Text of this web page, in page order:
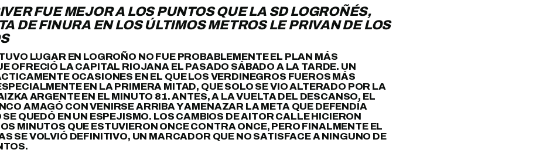
FUE MEJOR A LOS PUNTOS QUE LA SD LOGROÑÉS,
DE FINURA EN LOS ÚLTIMOS METROS LE PRIVAN DE LOS
LUGAR EN LOGROÑO NO FUE PROBABLEMENTE EL PLAN MÁS
OFRECIÓ LA CAPITAL RIOJANA EL PASADO SÁBADO A LA TARDE. UN
OCASIONES EN EL QUE LOS VERDINEGROS FUEROS MÁS
EN LA PRIMERA MITAD, QUE SOLO SE VIO ALTERADO POR LA
ARGENTE EN EL MINUTO 81. ANTES, A LA VUELTA DEL DESCANSO, EL
AMAGÓ CON VENIRSE ARRIBA Y AMENAZAR LA META QUE DEFENDÍA
QUEDÓ EN UN ESPEJISMO. LOS CAMBIOS DE AITOR CALLE HICIERON
MINUTOS QUE ESTUVIERON ONCE CONTRA ONCE, PERO FINALMENTE EL
SE VOLVIÓ DEFINITIVO, UN MARCADOR QUE NO SATISFACE A NINGUNO DE